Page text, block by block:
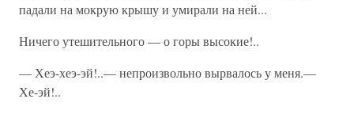
падали на мокрую крышу и умирали на ней...
Ничего утешительного — о горы высокие!..
— Хеэ-хеэ-эй!..— непроизвольно вырвалось у меня.—
Хе-эй!..